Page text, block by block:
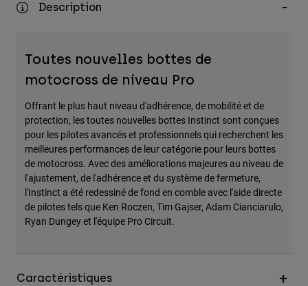
Description
Toutes nouvelles bottes de
motocross de niveau Pro
Offrant le plus haut niveau d'adhérence, de mobilité et de
protection, les toutes nouvelles bottes Instinct sont conçues
pour les pilotes avancés et professionnels qui recherchent les
meilleures performances de leur catégorie pour leurs bottes
de motocross. Avec des améliorations majeures au niveau de
l'ajustement, de l'adhérence et du système de fermeture,
l'Instinct a été redessiné de fond en comble avec l'aide directe
de pilotes tels que Ken Roczen, Tim Gajser, Adam Cianciarulo,
Ryan Dungey et l'équipe Pro Circuit.
Caractéristiques